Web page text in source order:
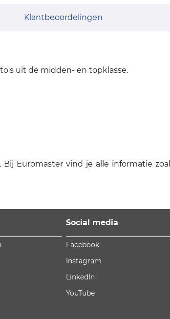
Klantbeoordelingen
uit de midden- en topklasse.
Euromaster vind je alle informatie
Social media
Facebook
Instagram
LinkedIn
YouTube